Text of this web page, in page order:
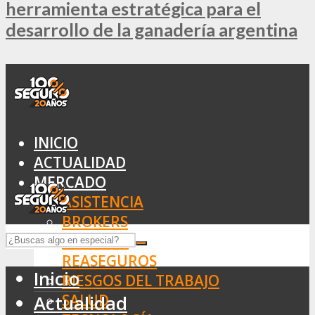
herramienta estratégica para el
desarrollo de la ganadería argentina
INICIO
ACTUALIDAD
MERCADO
ASISTENCIA
BROKERS
SEGUROS
REASEGUROS
RIESGOS DEL TRABAJO
SALUD
Inicio
Actualidad